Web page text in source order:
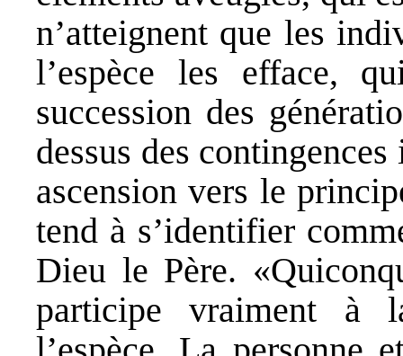
n’atteignent que les
l’espèce les efface,
succession des
dessus des
ascension vers le
tend à s’identifier
Dieu le Père.
participe vraiment à